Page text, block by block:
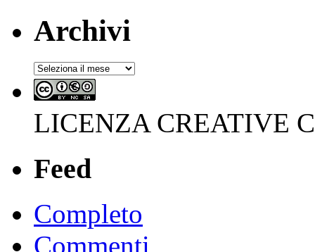
Archivi
Archivi
LICENZA CREATIVE
Feed
Completo
Commenti